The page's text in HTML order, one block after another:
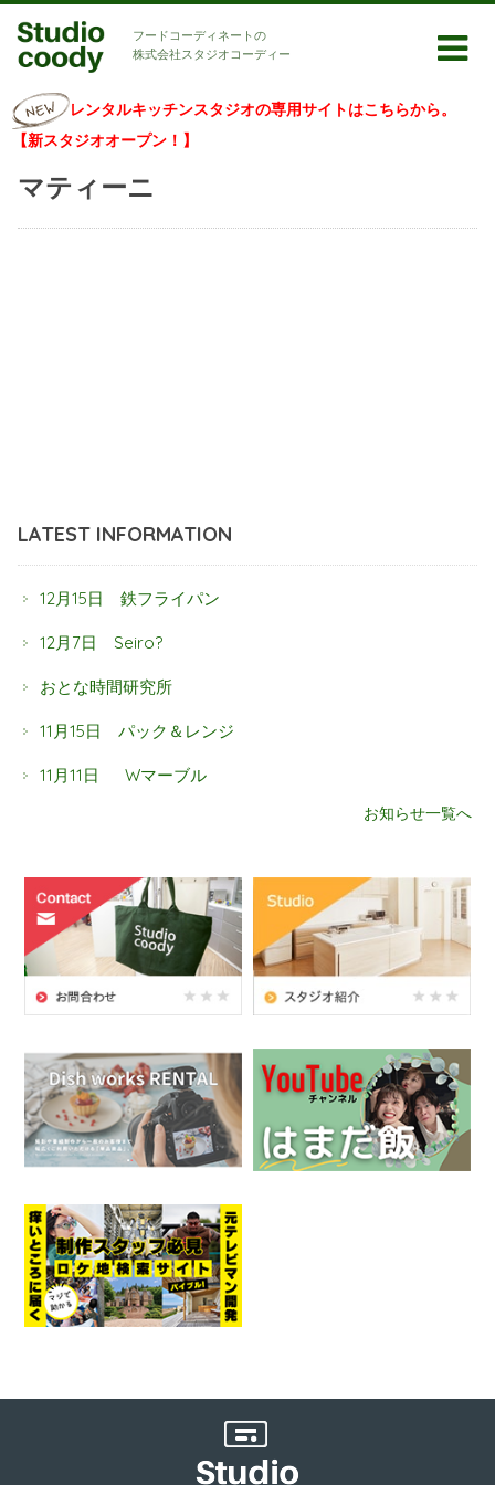
フードコーディネートの
株式会社スタジオコーディー
レンタルキッチンスタジオの専用サイトはこちらから。
【新スタジオオープン！】
マティーニ
LATEST INFORMATION
12月15日 鉄フライパン
12月7日 Seiro?
おとな時間研究所
11月15日 パック＆レンジ
11月11日 Wマーブル
お知らせ一覧へ